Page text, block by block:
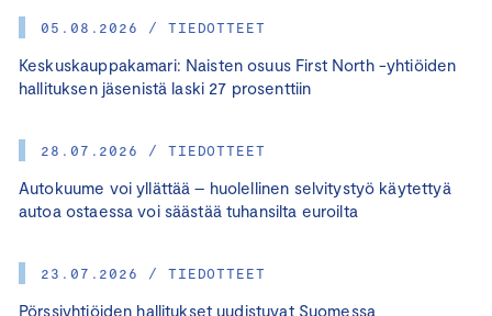
05.08.2026 / TIEDOTTEET
Keskuskauppakamari: Naisten osuus First North -yhtiöiden
hallituksen jäsenistä laski 27 prosenttiin
28.07.2026 / TIEDOTTEET
Autokuume voi yllättää – huolellinen selvitystyö käytettyä
autoa ostaessa voi säästää tuhansilta euroilta
23.07.2026 / TIEDOTTEET
Pörssiyhtiöiden hallitukset uudistuvat Suomessa